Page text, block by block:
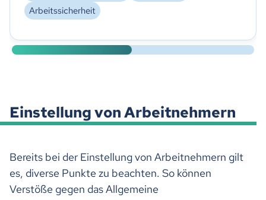
Arbeitssicherheit
Einstellung von Arbeitnehmern
Bereits bei der Einstellung von Arbeitnehmern gilt
es, diverse Punkte zu beachten. So können
Verstöße gegen das Allgemeine